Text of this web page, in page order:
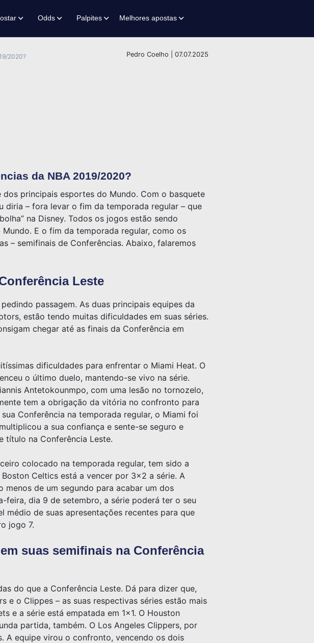
Odds Palpites Melhores apostas
Pedro Coelho | 07.07.2025
2020?
da NBA 2019/2020?
principais esportes do Mundo. Com o basquete
diria – fora levar o fim da temporada regular – que
na Disney. Todos os jogos estão sendo
E o fim da temporada regular, como os
– semifinais de Conferências. Abaixo, falaremos
Leste
passagem. As duas principais equipes da
estão tendo muitas dificuldades em suas séries.
chegar até as finais da Conferência em
dificuldades para enfrentar o Miami Heat. O
o último duelo, mantendo-se vivo na série.
Antetokounmpo, com uma lesão no tornozelo,
tem a obrigação da vitória no confronto para
Conferência na temporada regular, o Miami foi
a sua confiança e sente-se seguro e
título na Conferência Leste.
colocado na temporada regular, tem sido a
Celtics está a vencer por 3×2 a série. A
de um segundo para acabar um dos
dia 9 de setembro, a série poderá ter o seu
de suas apresentações recentes para que
jogo 7.
suas semifinais na Conferência
do que a Conferência Leste. Dá para dizer que,
e o Clippes – as suas respectivas séries estão mais
e a série está empatada em 1×1. O Houston
partida, também. O Los Angeles Clippers, por
A equipe virou o confronto, vencendo os dois